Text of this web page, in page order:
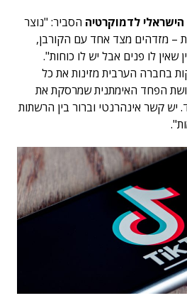
הישראלי לדמוקרטיה הסביר: "נוצר
– מזדהים מצד אחד עם הקורבן,
שאין לו פנים אבל יש לו כוחות".
בחברה הערבית מזינות את כל
הפחד האימתנית שמרסקת את
קשר אינהרנטי וברור בין הרשתות